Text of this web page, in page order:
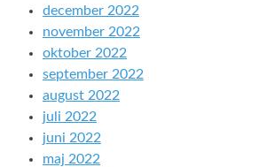
december 2022
november 2022
oktober 2022
september 2022
august 2022
juli 2022
juni 2022
maj 2022